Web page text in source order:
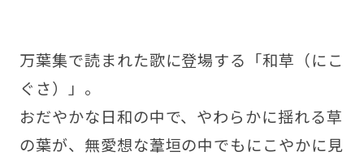
万葉集で読まれた歌に登場する「和草（にこ
ぐさ）」。
おだやかな日和の中で、やわらかに揺れる草
の葉が、無愛想な葦垣の中でもにこやかに見